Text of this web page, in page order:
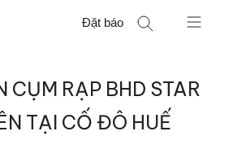
Đặt báo
CỤM RẠP BHD STAR
TẠI CỐ ĐÔ HUẾ